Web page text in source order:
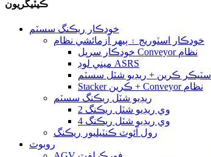
ڪيٽيگريون
خودڪار ريڪنگ سسٽم
خودڪار اسٽوريج ۽ ٻيهر آزمائشي نظام
خودڪار سرپل Conveyor نظام
ميني لوڊ ASRS
اسٽيڪر ڪرين + ريڊيو شٽل سسٽم
Stacker ڪرين + Conveyor نظام
ريڊيو شٽل ريڪنگ سسٽم
2 وي ريڊيو شٽل ريڪنگ
4 وي ريڊيو شٽل ريڪنگ
رول آئوٽ ڪنٽيليور ريڪنگ
روبوٽ